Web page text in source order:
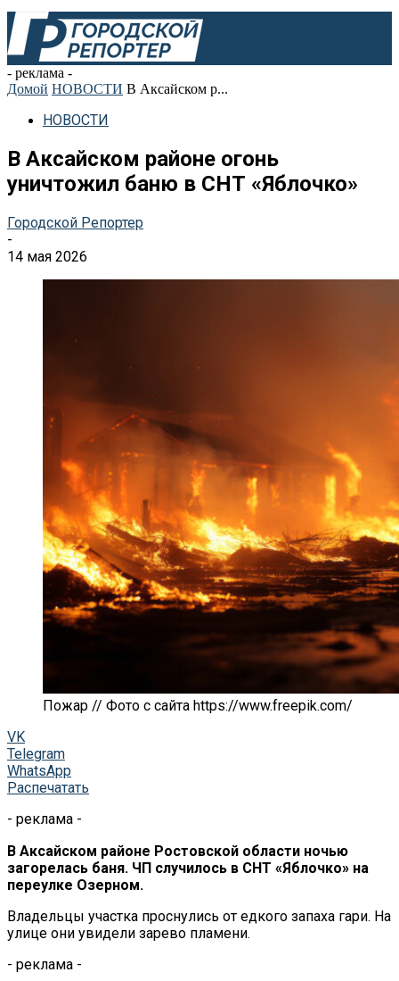
- реклама -
Домой НОВОСТИ В Аксайском р...
НОВОСТИ
В Аксайском районе огонь
уничтожил баню в СНТ «Яблочко»
Городской Репортер
-
14 мая 2026
Пожар // Фото с сайта https://www.freepik.com/
VK
Telegram
WhatsApp
Распечатать
- реклама -
В Аксайском районе Ростовской области ночью
загорелась баня. ЧП случилось в СНТ «Яблочко» на
переулке Озерном.
Владельцы участка проснулись от едкого запаха гари. На
улице они увидели зарево пламени.
- реклама -